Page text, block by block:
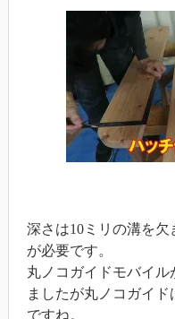
深さは10ミリの溝を
が必要です。
丸ノコガイドモバイル
ましたが丸ノコガイ
ですね。